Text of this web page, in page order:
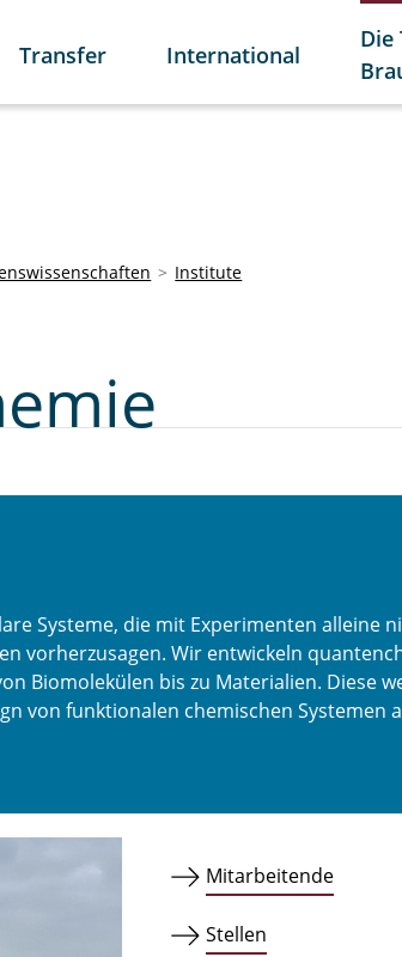
Transfer International
Die
Institute
Systeme, die mit Experimenten alleine
vorherzusagen. Wir entwickeln
Biomolekülen bis zu Materialien. Diese
von funktionalen chemischen Systemen
Mitarbeitende
Stellen